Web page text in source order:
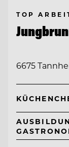
TOP
6675